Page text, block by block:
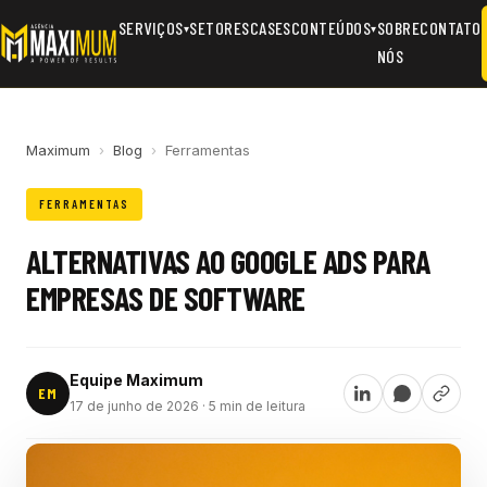
SERVIÇOS▾SETORESCASESCONTEÚDOS▾SOBRE
NÓS
CONTATO
Maximum › Blog › Ferramentas
FERRAMENTAS
ALTERNATIVAS AO GOOGLE ADS PARA
EMPRESAS DE SOFTWARE
EM
Equipe Maximum
17 de junho de 2026 · 5 min de leitura